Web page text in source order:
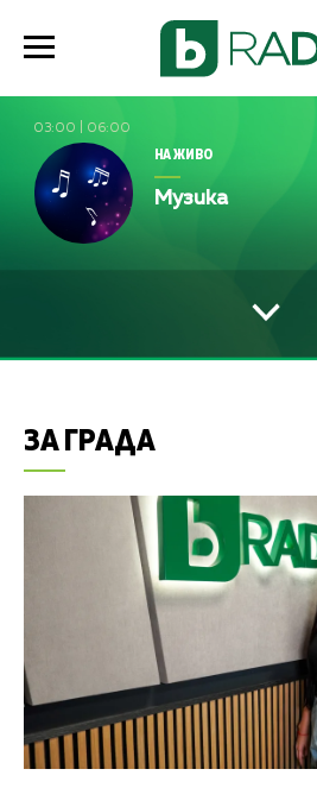
03:00 06:00
НА ЖИВО
Музика
ЗА ГРАДА